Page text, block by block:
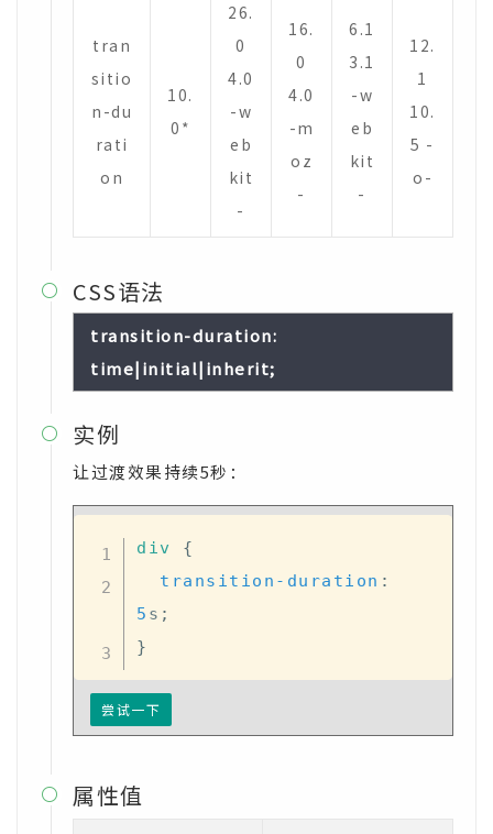
tran
sitio
n-du
rati
on
10.
0*
26.
0
4.0
-w
eb
kit
-
16.
0
4.0
-m
oz
-
6.1
3.1
-w
eb
kit
-
12.
1
10.
5 -
o-
 CSS语法
transition-duration:
time|initial|inherit;
 实例
让过渡效果持续5秒：
div
{
transition-duration :
5 s ;
}
尝试一下
 属性值